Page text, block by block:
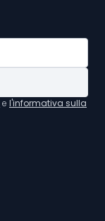
e l'informativa sulla